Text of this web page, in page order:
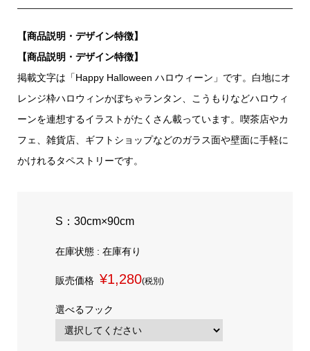
【商品説明・デザイン特徴】
【商品説明・デザイン特徴】
掲載文字は「Happy Halloween ハロウィーン」です。白地にオ
レンジ枠ハロウィンかぼちゃランタン、こうもりなどハロウィ
ーンを連想するイラストがたくさん載っています。喫茶店やカ
フェ、雑貨店、ギフトショップなどのガラス面や壁面に手軽に
かけれるタペストリーです。
S：30cm×90cm
在庫状態 : 在庫有り
販売価格 ¥1,280(税別)
選べるフック